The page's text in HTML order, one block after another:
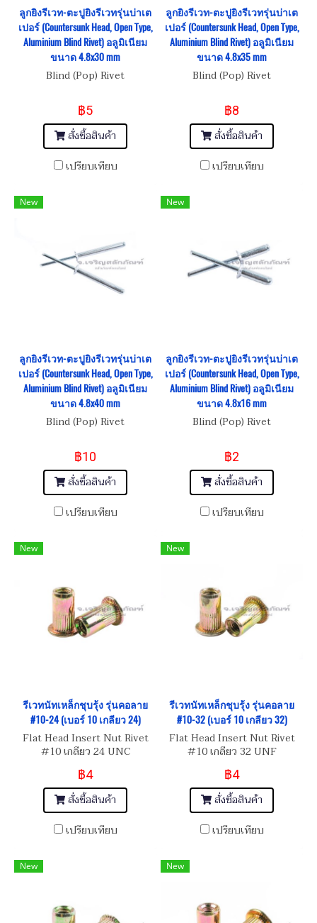
ลูกยิงรีเวท-ตะปูยิงรีเวทรุ่นบ่าเต
เปอร์ (Countersunk Head, Open Type,
Aluminium Blind Rivet) อลูมิเนียม
ขนาด 4.8x30 mm
Blind (Pop) Rivet
฿5
สั่งซื้อสินค้า
เปรียบเทียบ
ลูกยิงรีเวท-ตะปูยิงรีเวทรุ่นบ่าเต
เปอร์ (Countersunk Head, Open Type,
Aluminium Blind Rivet) อลูมิเนียม
ขนาด 4.8x35 mm
Blind (Pop) Rivet
฿8
สั่งซื้อสินค้า
เปรียบเทียบ
New
ลูกยิงรีเวท-ตะปูยิงรีเวทรุ่นบ่าเต
เปอร์ (Countersunk Head, Open Type,
Aluminium Blind Rivet) อลูมิเนียม
ขนาด 4.8x40 mm
Blind (Pop) Rivet
฿10
สั่งซื้อสินค้า
เปรียบเทียบ
New
ลูกยิงรีเวท-ตะปูยิงรีเวทรุ่นบ่าเต
เปอร์ (Countersunk Head, Open Type,
Aluminium Blind Rivet) อลูมิเนียม
ขนาด 4.8x16 mm
Blind (Pop) Rivet
฿2
สั่งซื้อสินค้า
เปรียบเทียบ
New
รีเวทนัทเหล็กชุบรุ้ง รุ่นคอลาย
#10-24 (เบอร์ 10 เกลียว 24)
Flat Head Insert Nut Rivet
#10 เกลียว 24 UNC
฿4
สั่งซื้อสินค้า
เปรียบเทียบ
New
รีเวทนัทเหล็กชุบรุ้ง รุ่นคอลาย
#10-32 (เบอร์ 10 เกลียว 32)
Flat Head Insert Nut Rivet
#10 เกลียว 32 UNF
฿4
สั่งซื้อสินค้า
เปรียบเทียบ
New New